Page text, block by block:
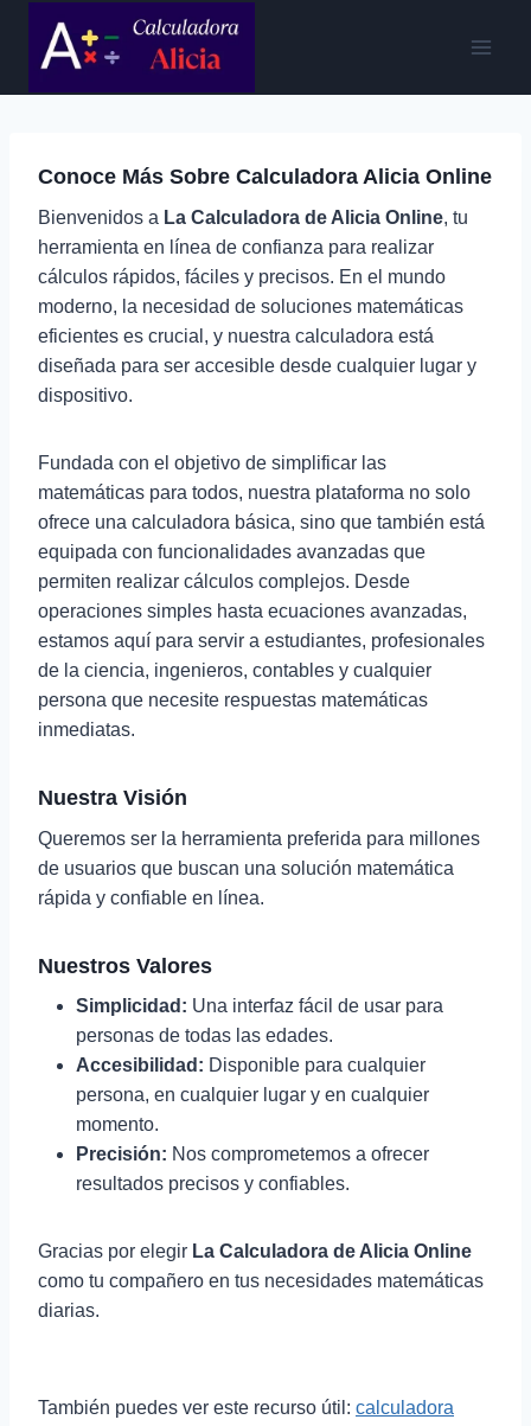
contenido
Conoce Más Sobre Calculadora Alicia Online
Bienvenidos a La Calculadora de Alicia Online, tu
herramienta en línea de confianza para realizar
cálculos rápidos, fáciles y precisos. En el mundo
moderno, la necesidad de soluciones matemáticas
eficientes es crucial, y nuestra calculadora está
diseñada para ser accesible desde cualquier lugar y
dispositivo.
Fundada con el objetivo de simplificar las
matemáticas para todos, nuestra plataforma no solo
ofrece una calculadora básica, sino que también está
equipada con funcionalidades avanzadas que
permiten realizar cálculos complejos. Desde
operaciones simples hasta ecuaciones avanzadas,
estamos aquí para servir a estudiantes, profesionales
de la ciencia, ingenieros, contables y cualquier
persona que necesite respuestas matemáticas
inmediatas.
Nuestra Visión
Queremos ser la herramienta preferida para millones
de usuarios que buscan una solución matemática
rápida y confiable en línea.
Nuestros Valores
Simplicidad: Una interfaz fácil de usar para
personas de todas las edades.
Accesibilidad: Disponible para cualquier
persona, en cualquier lugar y en cualquier
momento.
Precisión: Nos comprometemos a ofrecer
resultados precisos y confiables.
Gracias por elegir La Calculadora de Alicia Online
como tu compañero en tus necesidades matemáticas
diarias.
También puedes ver este recurso útil: calculadora